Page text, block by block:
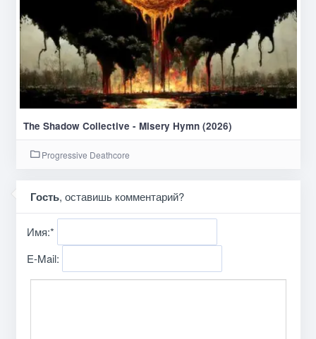
The Shadow Collective - Misery Hymn (2026)
Progressive Deathcore
Гость, оставишь комментарий?
Имя:*
E-Mail: